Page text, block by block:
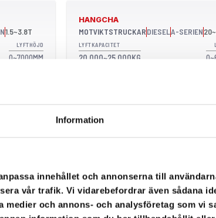
Information
innehållet och annonserna till
vår trafik. Vi vidarebefordrar även sådana
och annons- och analysföretag som vi
1.5~3.8T
LYFTHÖJD
0~7000MM
HANGCHA
MOTVIKTSTRUCKARDIESELA-SERIEN
LYFTKAPACITET
20 000~25 000KG
HANGCHA
MOTVIKTSTRUCKAR
4.0~5.0T
LYFTHÖJD
HANGCHA
MOTVIKTSTRUCKARDIESELA-SERIEN
LYFTKAPACITET